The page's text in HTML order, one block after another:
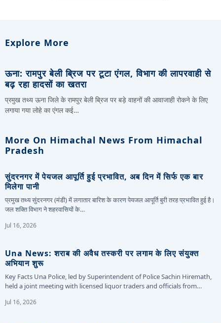
Explore More
ऊना: रामपुर बेली ब्रिज पर टूटा एंगल, विभाग की लापरवाही से
बढ़ रहा हादसों का खतरा
प्रमुख तथ्य ऊना जिले के रामपुर बेली ब्रिज पर बड़े वाहनों की आवाजाही रोकने के लिए
लगाया गया लोहे का एंगल कई…
More On Himachal News From Himachal
Pradesh
सुंदरनगर में पेयजल आपूर्ति हुई प्रभावित, अब दिन में सिर्फ एक बार
मिलेगा पानी
प्रमुख तथ्य सुंदरनगर (मंडी) में लगातार बारिश के कारण पेयजल आपूर्ति बुरी तरह प्रभावित हुई है।
जल शक्ति विभाग ने शहरवासियों के…
Jul 16, 2026
Una News: शराब की अवैध तस्करी पर लगाम के लिए संयुक्त
अभियान शुरू
Key Facts Una Police, led by Superintendent of Police Sachin Hiremath,
held a joint meeting with licensed liquor traders and officials from…
Jul 16, 2026